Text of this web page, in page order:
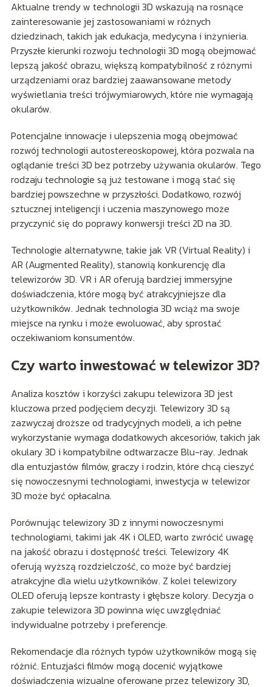
Aktualne trendy w technologii 3D wskazują na rosnące
zainteresowanie jej zastosowaniami w różnych
dziedzinach, takich jak edukacja, medycyna i inżynieria.
Przyszłe kierunki rozwoju technologii 3D mogą obejmować
lepszą jakość obrazu, większą kompatybilność z różnymi
urządzeniami oraz bardziej zaawansowane metody
wyświetlania treści trójwymiarowych, które nie wymagają
okularów.
Potencjalne innowacje i ulepszenia mogą obejmować
rozwój technologii autostereoskopowej, która pozwala na
oglądanie treści 3D bez potrzeby używania okularów. Tego
rodzaju technologie są już testowane i mogą stać się
bardziej powszechne w przyszłości. Dodatkowo, rozwój
sztucznej inteligencji i uczenia maszynowego może
przyczynić się do poprawy konwersji treści 2D na 3D.
Technologie alternatywne, takie jak VR (Virtual Reality) i
AR (Augmented Reality), stanowią konkurencję dla
telewizorów 3D. VR i AR oferują bardziej immersyjne
doświadczenia, które mogą być atrakcyjniejsze dla
użytkowników. Jednak technologia 3D wciąż ma swoje
miejsce na rynku i może ewoluować, aby sprostać
oczekiwaniom konsumentów.
Czy warto inwestować w telewizor 3D?
Analiza kosztów i korzyści zakupu telewizora 3D jest
kluczowa przed podjęciem decyzji. Telewizory 3D są
zazwyczaj droższe od tradycyjnych modeli, a ich pełne
wykorzystanie wymaga dodatkowych akcesoriów, takich jak
okulary 3D i kompatybilne odtwarzacze Blu-ray. Jednak
dla entuzjastów filmów, graczy i rodzin, które chcą cieszyć
się nowoczesnymi technologiami, inwestycja w telewizor
3D może być opłacalna.
Porównując telewizory 3D z innymi nowoczesnymi
technologiami, takimi jak 4K i OLED, warto zwrócić uwagę
na jakość obrazu i dostępność treści. Telewizory 4K
oferują wyższą rozdzielczość, co może być bardziej
atrakcyjne dla wielu użytkowników. Z kolei telewizory
OLED oferują lepsze kontrasty i głębsze kolory. Decyzja o
zakupie telewizora 3D powinna więc uwzględniać
indywidualne potrzeby i preferencje.
Rekomendacje dla różnych typów użytkowników mogą się
różnić. Entuzjaści filmów mogą docenić wyjątkowe
doświadczenia wizualne oferowane przez telewizory 3D,